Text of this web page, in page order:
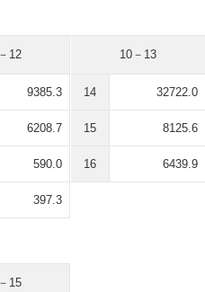
12
9385.3
6208.7
590.0
397.3
10－13
14 32722.0
15 8125.6
16 6439.9
15